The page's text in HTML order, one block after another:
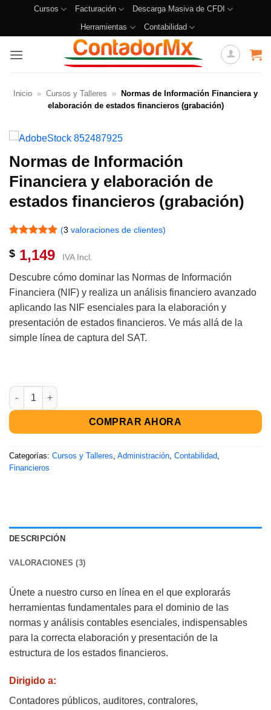
Cursos Facturación
Descarga Masiva de CFDI
Herramientas
Contabilidad
Inicio » Cursos y Talleres »
Normas de Información Financiera y
elaboración de estados financieros (grabación)
Normas de Información
Financiera y elaboración de
estados financieros (grabación)
con
5de 5
en base a
valoraciones
de clientes
(3 valoraciones de clientes)
$ 1,149 IVA Incl.
Descubre cómo dominar las Normas de Información
Financiera (NIF) y realiza un análisis financiero avanzado
aplicando las NIF esenciales para la elaboración y
presentación de estados financieros. Ve más allá de la
simple línea de captura del SAT.
COMPRAR AHORA
Categorías: Cursos y Talleres Administración Contabilidad
Financieros
DESCRIPCIÓN
VALORACIONES (3)
Únete a nuestro curso en línea en el que explorarás
herramientas fundamentales para el dominio de las
normas y análisis contables esenciales, indispensables
para la correcta elaboración y presentación de la
estructura de los estados financieros.
Dirigido a:
Contadores públicos, auditores, contralores,